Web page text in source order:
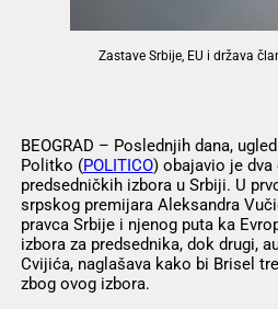
Zastave Srbije, EU i država
BEOGRAD – Poslednjih dana,
Politko (POLITICO) obajavio je
predsedničkih izbora u Srbiji. U
srpskog premijara Aleksandra
pravca Srbije i njenog puta ka
izbora za predsednika, dok drugi,
Cvijića, naglašava kako bi Brisel
zbog ovog izbora.